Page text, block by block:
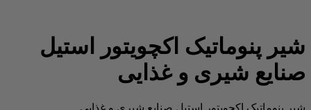
شیر پنوماتیک اکچویتور استیل
صنایع شیری و غذایی
شیر پنوماتیک اکچویتور استیل صنایع شیری و غذایی